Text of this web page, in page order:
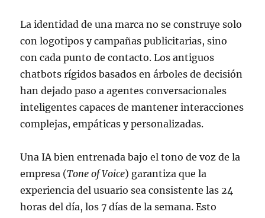
La identidad de una marca no se construye solo
con logotipos y campañas publicitarias, sino
con cada punto de contacto. Los antiguos
chatbots rígidos basados en árboles de decisión
han dejado paso a agentes conversacionales
inteligentes capaces de mantener interacciones
complejas, empáticas y personalizadas.
Una IA bien entrenada bajo el tono de voz de la
empresa (Tone of Voice) garantiza que la
experiencia del usuario sea consistente las 24
horas del día, los 7 días de la semana. Esto